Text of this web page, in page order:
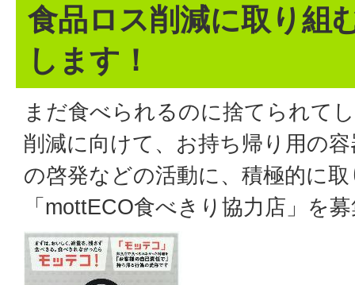
食品ロス削減に取り組
します！
まだ食べられるのに捨てられて
削減に向けて、お持ち帰り用の
の啓発などの活動に、積極的に
「mottECO食べきり協力店」を